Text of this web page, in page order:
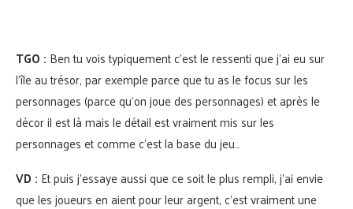
TGO : Ben tu vois typiquement c’est le ressenti que j’ai eu sur
l’île au trésor, par exemple parce que tu as le focus sur les
personnages (parce qu’on joue des personnages) et après le
décor il est là mais le détail est vraiment mis sur les
personnages et comme c’est la base du jeu…
VD : Et puis j’essaye aussi que ce soit le plus rempli, j’ai envie
que les joueurs en aient pour leur argent, c’est vraiment une